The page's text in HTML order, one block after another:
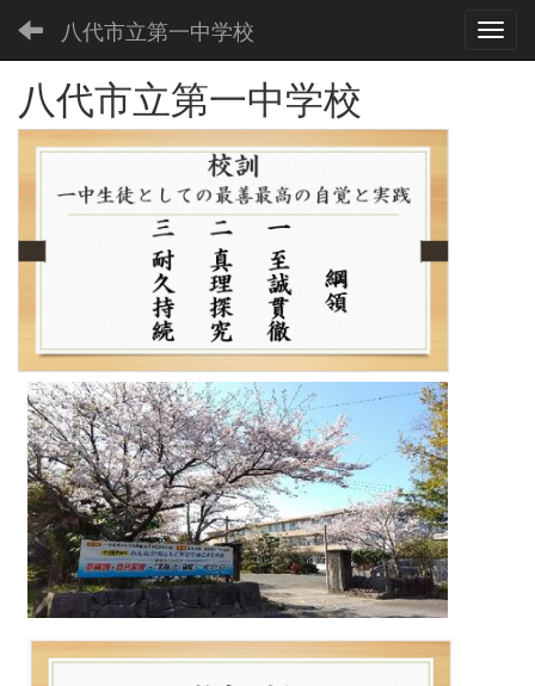
八代市立第一中学校
八代市立第一中学校